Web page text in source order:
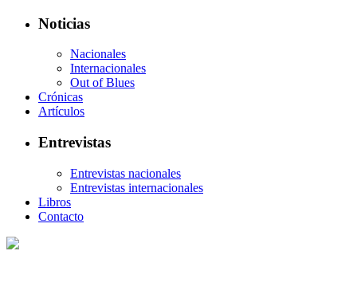
Noticias
Nacionales
Internacionales
Out of Blues
Crónicas
Artículos
Entrevistas
Entrevistas nacionales
Entrevistas internacionales
Libros
Contacto